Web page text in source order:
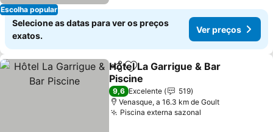
Escolha popular
Selecione as datas para ver os preços
exatos.
Ver preços
PartilharAdicionar aos favoritos
Hôtel La Garrigue & Bar
Piscine
Ver preços
9,6 Excelente
519
Venasque, a 16.3 km de Goult
Piscina externa sazonal